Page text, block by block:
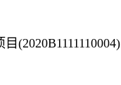
目(2020B1111110004)